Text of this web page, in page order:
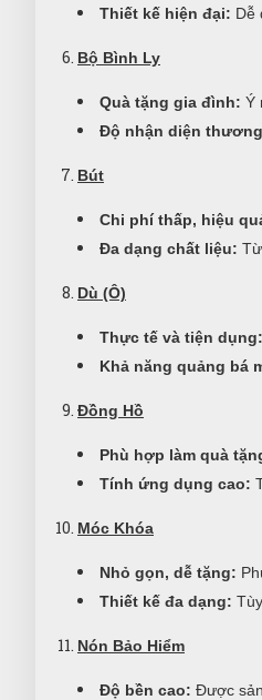
Thiết kế hiện đại: Dễ
Bộ Bình Ly
Quà tặng gia đình: Ý
Độ nhận diện
Bút
Chi phí thấp, hiệu
Đa dạng chất liệu:
Dù (Ô)
Thực tế và tiện dụng:
Khả năng quảng bá
Đồng Hồ
Phù hợp làm quà
Tính ứng dụng cao:
Móc Khóa
Nhỏ gọn, dễ tặng:
Thiết kế đa dạng:
Nón Bảo Hiểm
Độ bền cao: Được